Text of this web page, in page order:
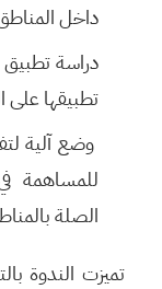
داخل
دراسة تطبيق
تطبيقها على
وضع آلية
للمساهمة
الصلة
تميزت الندوة